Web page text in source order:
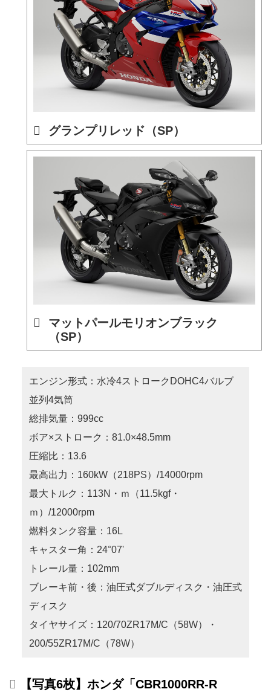
グランプリレッド（SP）
マットパールモリオンブラック
（SP）
エンジン形式：水冷4ストロークDOHC4バルブ
並列4気筒
総排気量：999cc
ボア×ストローク：81.0×48.5mm
圧縮比：13.6
最高出力：160kW（218PS）/14000rpm
最大トルク：113N・ｍ（11.5kgf・
ｍ）/12000rpm
燃料タンク容量：16L
キャスター角：24°07'
トレール量：102mm
ブレーキ前・後：油圧式ダブルディスク・油圧式
ディスク
タイヤサイズ：120/70ZR17M/C（58W）・
200/55ZR17M/C（78W）
【写真6枚】ホンダ「CBR1000RR-R